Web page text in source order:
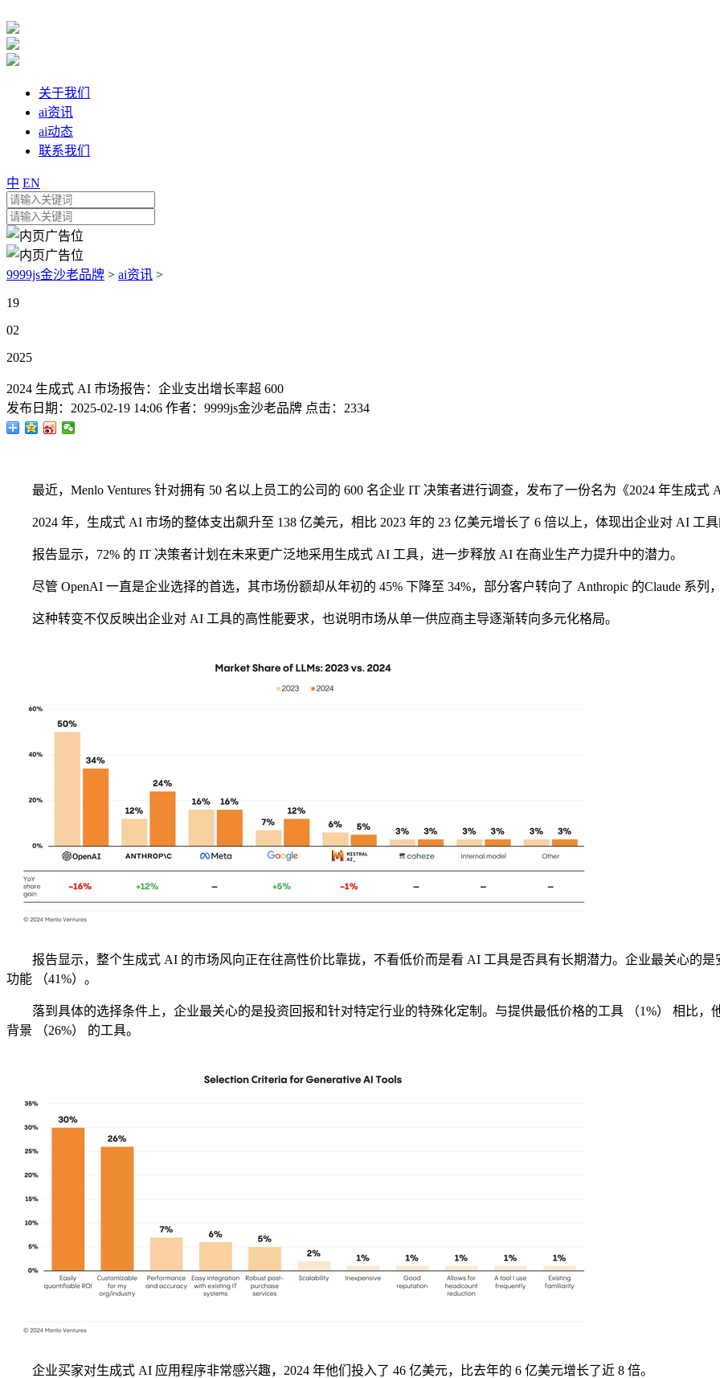
关于我们
ai资讯
ai动态
联系我们
中 EN
9999js金沙老品牌 > ai资讯 >
19
02
2025
2024 生成式 AI 市场报告：企业支出增长率超 600
发布日期： 2025-02-19 14:06 作者： 9999js金沙老品牌 点击： 2334
最近，Menlo Ventures 针对拥有 50 名以上员工的公司的 600 名企业 IT 决策者进行调查，发布了一份名为《2024 年生成式
2024 年，生成式 AI 市场的整体支出飙升至 138 亿美元，相比 2023 年的 23 亿美元增长了 6 倍以上，体现出企业对 AI 工
报告显示，72% 的 IT 决策者计划在未来更广泛地采用生成式 AI 工具，进一步释放 AI 在商业生产力提升中的潜力。
尽管 OpenAI 一直是企业选择的首选，其市场份额却从年初的 45% 下降至 34%，部分客户转向了 Anthropic 的Claude 系列
这种转变不仅反映出企业对 AI 工具的高性能要求，也说明市场从单一供应商主导逐渐转向多元化格局。
报告显示，整个生成式 AI 的市场风向正在往高性价比靠拢，不看低价而是看 AI 工具是否具有长期潜力。企业最关心的是
功能 （41%）。
落到具体的选择条件上，企业最关心的是投资回报和针对特定行业的特殊化定制。与提供最低价格的工具 （1%） 相比，
背景 （26%） 的工具。
企业买家对生成式 AI 应用程序非常感兴趣，2024 年他们投入了 46 亿美元，比去年的 6 亿美元增长了近 8 倍。